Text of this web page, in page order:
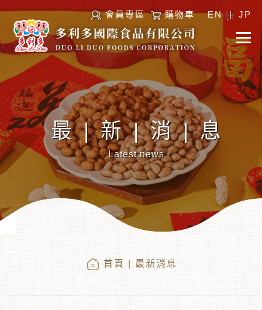
會員專區 購物車 EN | JP
最|新|消|息
Latest news
首頁 | 最新消息